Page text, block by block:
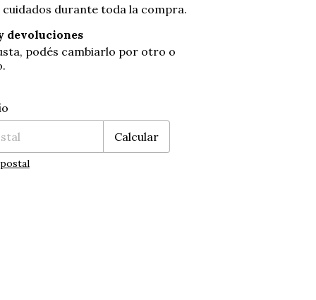
cuidados durante toda la compra.
devoluciones
podés cambiarlo por otro o
Calcular